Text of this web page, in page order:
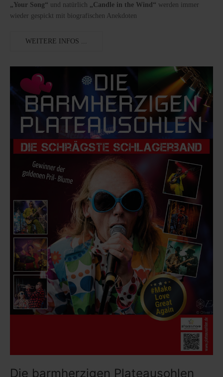
„Your Song“ und natürlich „Candle in the Wind“ werden immer
wieder gespickt mit biografischen Anekdoten
WEITERE INFOS ...
Die barmherzigen Plateausohlen